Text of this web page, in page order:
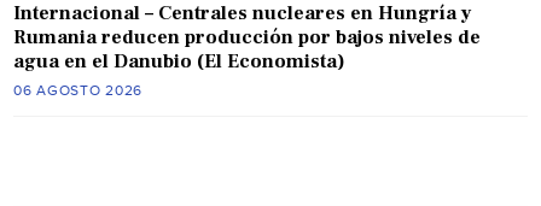
Internacional – Centrales nucleares en Hungría y
Rumania reducen producción por bajos niveles de
agua en el Danubio (El Economista)
06 AGOSTO 2026